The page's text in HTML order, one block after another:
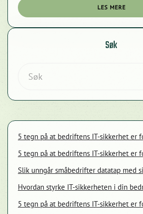
LES MERE
Søk
5 tegn på at bedriftens IT-sikkerhet er
5 tegn på at bedriftens IT-sikkerhet er
Slik unngår småbedrifter datatap med
Hvordan styrke IT-sikkerheten i din
5 tegn på at bedriftens IT-sikkerhet er